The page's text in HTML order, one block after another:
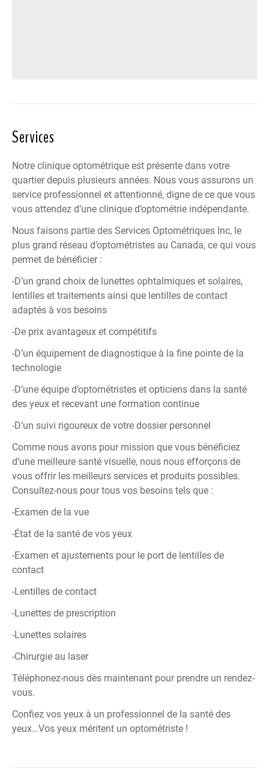
Services
Notre clinique optométrique est présente dans votre
quartier depuis plusieurs années. Nous vous assurons un
service professionnel et attentionné, digne de ce que vous
vous attendez d’une clinique d’optométrie indépendante.
Nous faisons partie des Services Optométriques Inc, le
plus grand réseau d’optométristes au Canada, ce qui vous
permet de bénéficier :
-D’un grand choix de lunettes ophtalmiques et solaires,
lentilles et traitements ainsi que lentilles de contact
adaptés à vos besoins
-De prix avantageux et compétitifs
-D’un équipement de diagnostique à la fine pointe de la
technologie
-D’une équipe d’optométristes et opticiens dans la santé
des yeux et recevant une formation continue
-D’un suivi rigoureux de votre dossier personnel
Comme nous avons pour mission que vous bénéficiez
d’une meilleure santé visuelle, nous nous efforçons de
vous offrir les meilleurs services et produits possibles.
Consultez-nous pour tous vos besoins tels que :
-Examen de la vue
-État de la santé de vos yeux
-Examen et ajustements pour le port de lentilles de
contact
-Lentilles de contact
-Lunettes de prescription
-Lunettes solaires
-Chirurgie au laser
Téléphonez-nous dès maintenant pour prendre un rendez-
vous.
Confiez vos yeux à un professionnel de la santé des
yeux…Vos yeux méritent un optométriste !